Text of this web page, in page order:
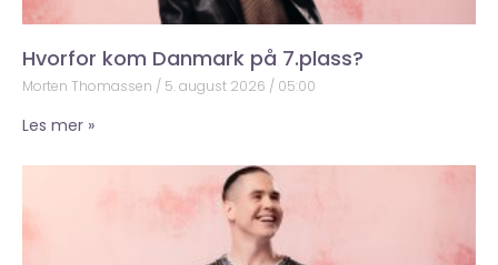
Hvorfor kom Danmark på 7.plass?
Morten Thomassen 5. august 2026 05:00
Les mer »